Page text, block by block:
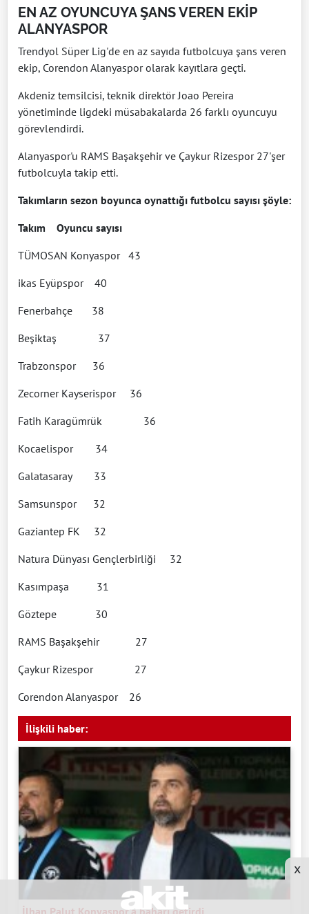
EN AZ OYUNCUYA ŞANS VEREN EKİP
ALANYASPOR
Trendyol Süper Lig'de en az sayıda futbolcuya şans veren
ekip, Corendon Alanyaspor olarak kayıtlara geçti.
Akdeniz temsilcisi, teknik direktör Joao Pereira
yönetiminde ligdeki müsabakalarda 26 farklı oyuncuyu
görevlendirdi.
Alanyaspor'u RAMS Başakşehir ve Çaykur Rizespor 27'şer
futbolcuyla takip etti.
Takımların sezon boyunca oynattığı futbolcu sayısı şöyle:
Takım Oyuncu sayısı
TÜMOSAN Konyaspor 43
ikas Eyüpspor 40
Fenerbahçe 38
Beşiktaş 37
Trabzonspor 36
Zecorner Kayserispor 36
Fatih Karagümrük 36
Kocaelispor 34
Galatasaray 33
Samsunspor 32
Gaziantep FK 32
Natura Dünyası Gençlerbirliği 32
Kasımpaşa 31
Göztepe 30
RAMS Başakşehir 27
Çaykur Rizespor 27
Corendon Alanyaspor 26
İlişkili haber:
x